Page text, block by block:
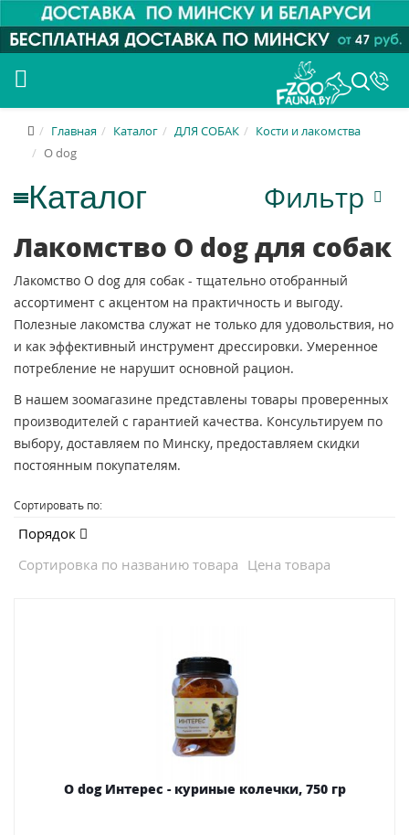
Главная Каталог ДЛЯ СОБАК
Кости и лакомства
O dog
Фильтр
Лакомство O dog для собак
Лакомство O dog для собак - тщательно отобранный
ассортимент с акцентом на практичность и выгоду.
Полезные лакомства служат не только для удовольствия, но
и как эффективный инструмент дрессировки. Умеренное
потребление не нарушит основной рацион.
В нашем зоомагазине представлены товары проверенных
производителей с гарантией качества. Консультируем по
выбору, доставляем по Минску, предоставляем скидки
постоянным покупателям.
Сортировать по:
Порядок
Сортировка по названию товара Цена товара
O dog Интерес - куриные колечки, 750 гр